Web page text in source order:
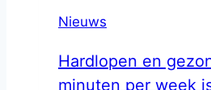
Nieuws
Hardlopen en
minuten per week